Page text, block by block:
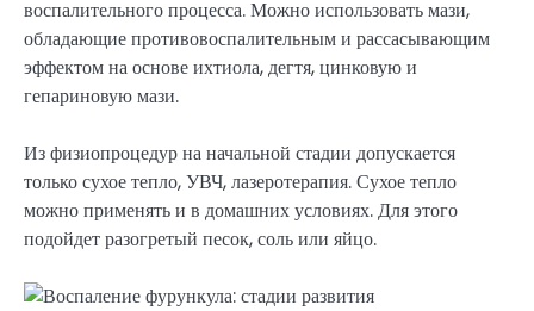
воспалительного процесса. Можно использовать мази,
обладающие противовоспалительным и рассасывающим
эффектом на основе ихтиола, дегтя, цинковую и
гепариновую мази.
Из физиопроцедур на начальной стадии допускается
только сухое тепло, УВЧ, лазеротерапия. Сухое тепло
можно применять и в домашних условиях. Для этого
подойдет разогретый песок, соль или яйцо.